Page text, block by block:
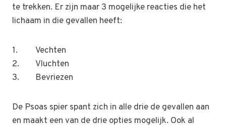
te trekken. Er zijn maar 3 mogelijke reacties die het
lichaam in die gevallen heeft:
1. Vechten
2. Vluchten
3. Bevriezen
De Psoas spier spant zich in alle drie de gevallen aan
en maakt een van de drie opties mogelijk. Ook al